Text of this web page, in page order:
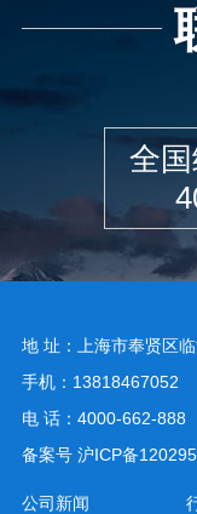
全国
地 址：上海市奉贤区
手机：13818467052
电 话：4000-662-888
备案号 沪ICP备
公司新闻